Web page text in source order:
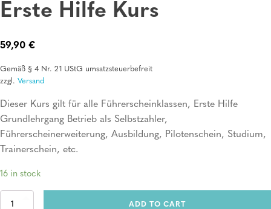
Erste Hilfe Kurs
59,90 €
Gemäß § 4 Nr. 21 UStG umsatzsteuerbefreit
zzgl. Versand
Dieser Kurs gilt für alle Führerscheinklassen, Erste Hilfe
Grundlehrgang Betrieb als Selbstzahler,
Führerscheinerweiterung, Ausbildung, Pilotenschein, Studium,
Trainerschein, etc.
16 in stock
Erste
ADD TO CART